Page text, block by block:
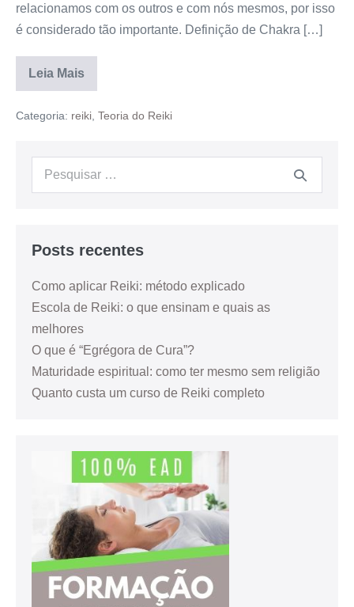
relacionamos com os outros e com nós mesmos, por isso
é considerado tão importante. Definição de Chakra […]
Leia Mais
Categoria: reiki Teoria do Reiki
Posts recentes
Como aplicar Reiki: método explicado
Escola de Reiki: o que ensinam e quais as
melhores
O que é “Egrégora de Cura”?
Maturidade espiritual: como ter mesmo sem religião
Quanto custa um curso de Reiki completo